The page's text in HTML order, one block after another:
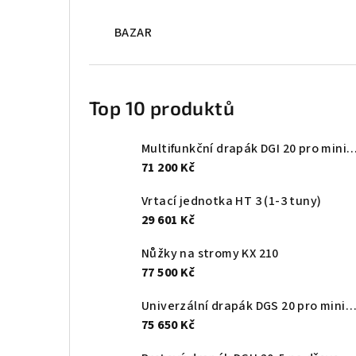
BAZAR
Top 10 produktů
Multifunkční drapák DGI 20 pro minibagry 2- 6 tun
71 200 Kč
Vrtací jednotka HT 3 (1-3 tuny)
29 601 Kč
Nůžky na stromy KX 210
77 500 Kč
Univerzální drapák DGS 20 pro minibagry 2-6 tun
75 650 Kč